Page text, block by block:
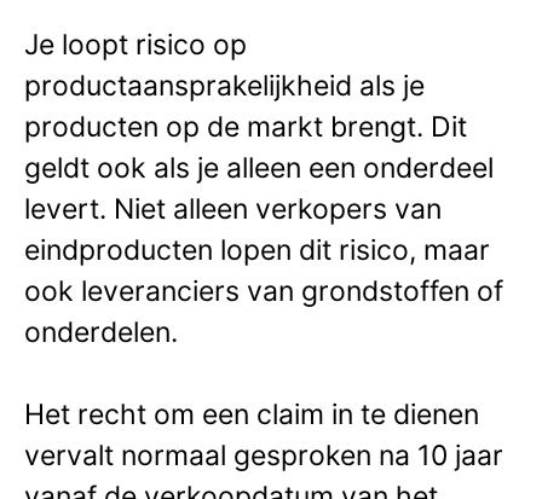
Je loopt risico op
productaansprakelijkheid als je
producten op de markt brengt. Dit
geldt ook als je alleen een onderdeel
levert. Niet alleen verkopers van
eindproducten lopen dit risico, maar
ook leveranciers van grondstoffen of
onderdelen.
Het recht om een claim in te dienen
vervalt normaal gesproken na 10 jaar